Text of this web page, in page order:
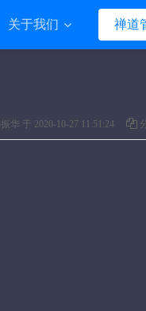
关于我们 禅道
华 于 2020-10-27 11:51:24